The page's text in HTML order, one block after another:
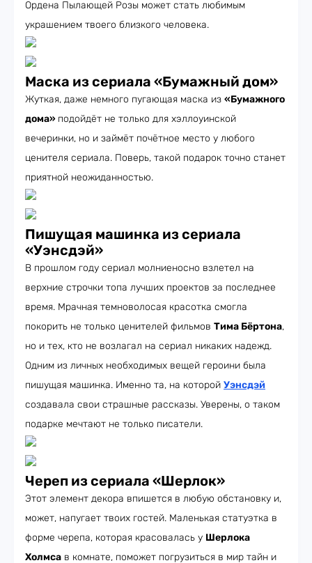
Ордена Пылающей Розы может стать любимым
украшением твоего близкого человека.
Маска из сериала «Бумажный дом»
Жуткая, даже немного пугающая маска из «Бумажного
дома» подойдёт не только для хэллоуинской
вечеринки, но и займёт почётное место у любого
ценителя сериала. Поверь, такой подарок точно станет
приятной неожиданностью.
Пишущая машинка из сериала
«Уэнсдэй»
В прошлом году сериал молниеносно взлетел на
верхние строчки топа лучших проектов за последнее
время. Мрачная темноволосая красотка смогла
покорить не только ценителей фильмов Тима Бёртона,
но и тех, кто не возлагал на сериал никаких надежд.
Одним из личных необходимых вещей героини была
пишущая машинка. Именно та, на которой Уэнсдэй
создавала свои страшные рассказы. Уверены, о таком
подарке мечтают не только писатели.
Череп из сериала «Шерлок»
Этот элемент декора впишется в любую обстановку и,
может, напугает твоих гостей. Маленькая статуэтка в
форме черепа, которая красовалась у Шерлока
Холмса в комнате, поможет погрузиться в мир тайн и